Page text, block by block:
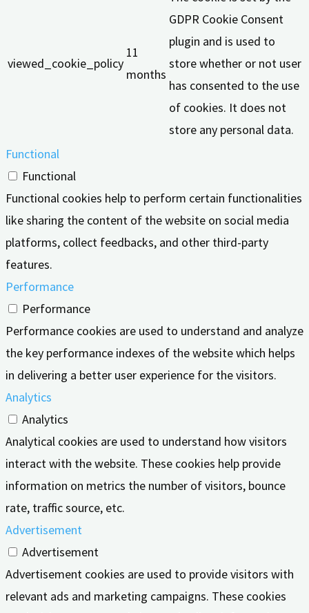
viewed_cookie_policy
11
months
GDPR Cookie Consent
plugin and is used to
store whether or not user
has consented to the use
of cookies. It does not
store any personal data.
Functional
Functional
Functional cookies help to perform certain functionalities
like sharing the content of the website on social media
platforms, collect feedbacks, and other third-party
features.
Performance
Performance
Performance cookies are used to understand and analyze
the key performance indexes of the website which helps
in delivering a better user experience for the visitors.
Analytics
Analytics
Analytical cookies are used to understand how visitors
interact with the website. These cookies help provide
information on metrics the number of visitors, bounce
rate, traffic source, etc.
Advertisement
Advertisement
Advertisement cookies are used to provide visitors with
relevant ads and marketing campaigns. These cookies